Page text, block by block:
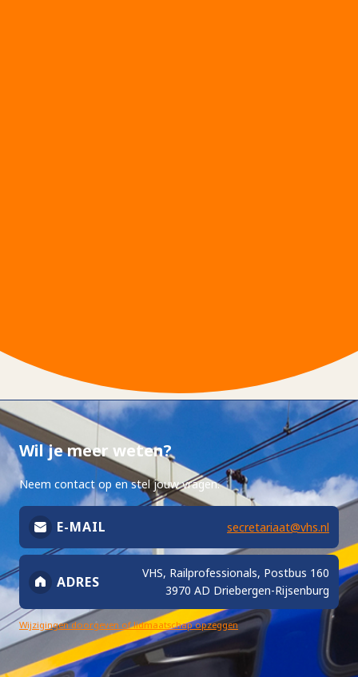
Wil je meer weten?
Neem contact op en stel jouw vragen.
E-MAIL secretariaat@vhs.nl
ADRES
VHS, Railprofessionals, Postbus 160
3970 AD Driebergen-Rijsenburg
Wijzigingen doorgeven of lidmaatschap opzeggen